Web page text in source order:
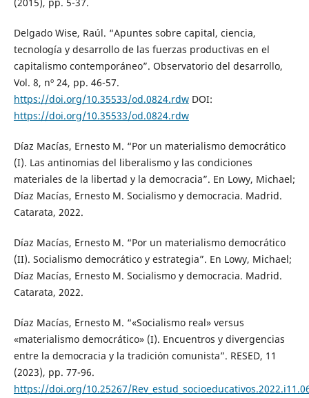
(2015), pp. 5-37.
Delgado Wise, Raúl. “Apuntes sobre capital, ciencia,
tecnología y desarrollo de las fuerzas productivas en el
capitalismo contemporáneo”. Observatorio del desarrollo,
Vol. 8, nº 24, pp. 46-57.
https://doi.org/10.35533/od.0824.rdwDOI:
https://doi.org/10.35533/od.0824.rdw
Díaz Macías, Ernesto M. “Por un materialismo democrático
(I). Las antinomias del liberalismo y las condiciones
materiales de la libertad y la democracia”. En Lowy, Michael;
Díaz Macías, Ernesto M. Socialismo y democracia. Madrid.
Catarata, 2022.
Díaz Macías, Ernesto M. “Por un materialismo democrático
(II). Socialismo democrático y estrategia”. En Lowy, Michael;
Díaz Macías, Ernesto M. Socialismo y democracia. Madrid.
Catarata, 2022.
Díaz Macías, Ernesto M. “«Socialismo real» versus
«materialismo democrático» (I). Encuentros y divergencias
entre la democracia y la tradición comunista”. RESED, 11
(2023), pp. 77-96.
https://doi.org/10.25267/